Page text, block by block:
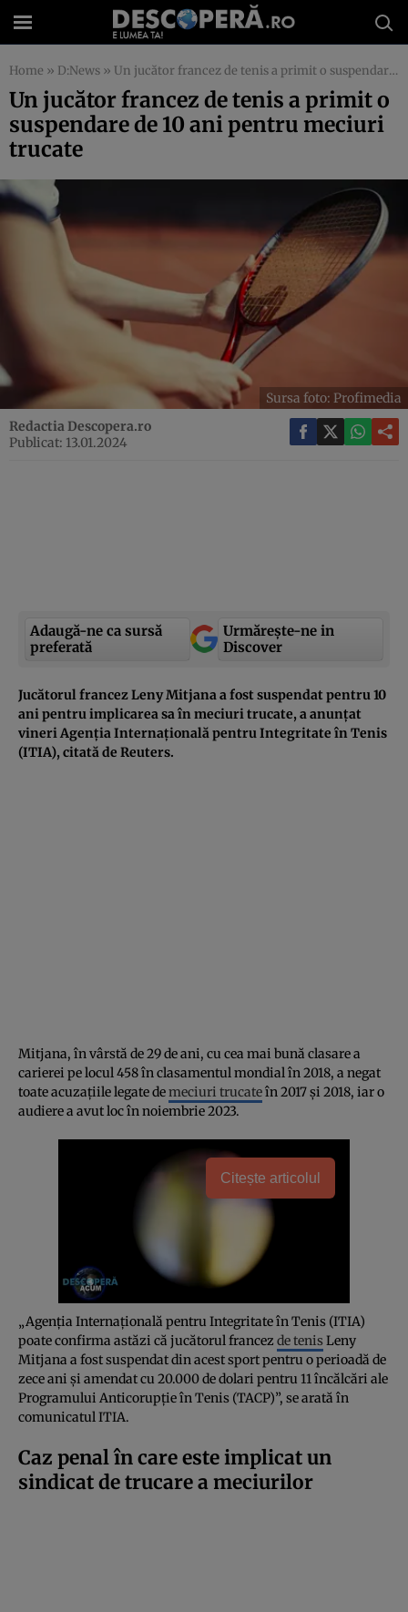
Home » D:News » Un jucător francez de tenis a primit o suspendare de 10 ani pentru meciuri trucate
Un jucător francez de tenis a primit o
suspendare de 10 ani pentru meciuri
trucate
Sursa foto: Profimedia
Redactia Descopera.ro
Publicat: 13.01.2024
Adaugă-ne ca sursă
preferată
Urmărește-ne in
Discover
Jucătorul francez Leny Mitjana a fost suspendat pentru 10
ani pentru implicarea sa în meciuri trucate, a anunțat
vineri Agenția Internațională pentru Integritate în Tenis
(ITIA), citată de Reuters.
Mitjana, în vârstă de 29 de ani, cu cea mai bună clasare a
carierei pe locul 458 în clasamentul mondial în 2018, a negat
toate acuzațiile legate demeciuri trucateîn 2017 și 2018, iar o
audiere a avut loc în noiembrie 2023.
Citește articolul
„Agenția Internațională pentru Integritate în Tenis (ITIA)
poate confirma astăzi că jucătorul francez de tenis Leny
Mitjana a fost suspendat din acest sport pentru o perioadă de
zece ani și amendat cu 20.000 de dolari pentru 11 încălcări ale
Programului Anticorupție în Tenis (TACP)”, se arată în
comunicatul ITIA.
Caz penal în care este implicat un
sindicat de trucare a meciurilor